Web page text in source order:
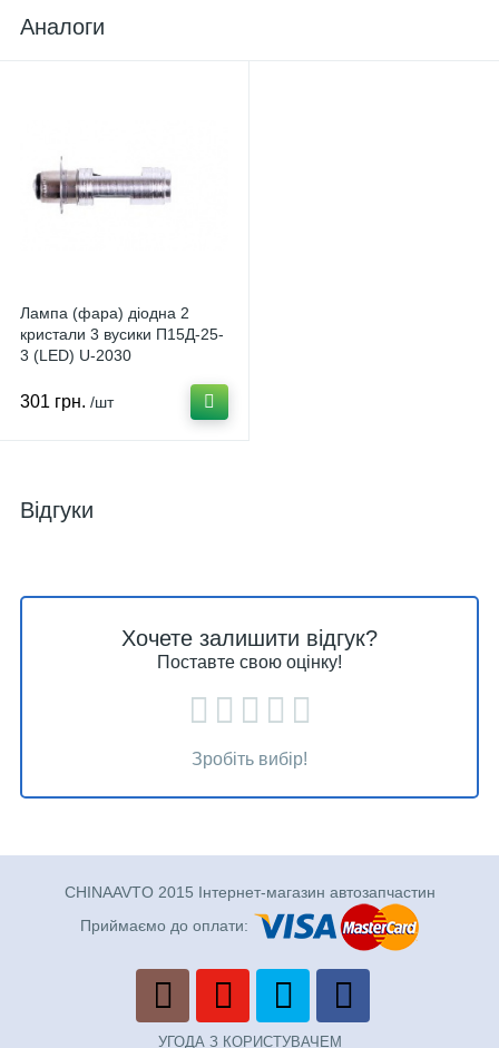
Аналоги
Лампа (фара) діодна 2
кристали 3 вусики П15Д-25-
3 (LED) U-2030
301 грн. /шт
Відгуки
Хочете залишити відгук?
Поставте свою оцінку!
Зробіть вибір!
CHINAAVTO 2015 Інтернет-магазин автозапчастин
Приймаємо до оплати:
УГОДА З КОРИСТУВАЧЕМ